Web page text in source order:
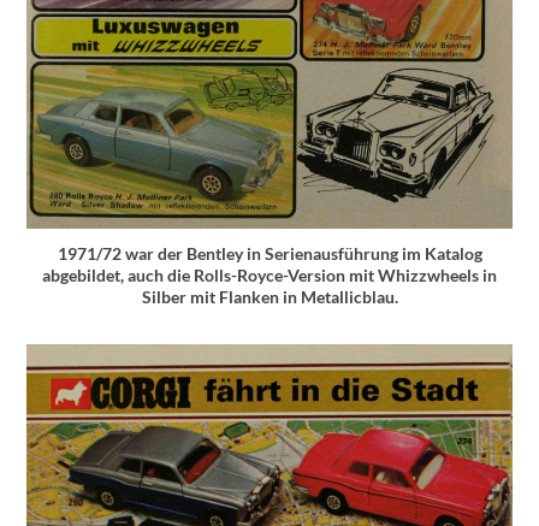
1971/72 war der Bentley in Serienausführung im Katalog
abgebildet, auch die Rolls-Royce-Version mit Whizzwheels in
Silber mit Flanken in Metallicblau.